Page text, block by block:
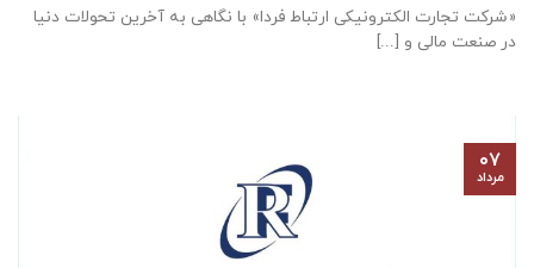
«شرکت تجارت الکترونیکی ارتباط فردا» با نگاهی به آخرین تحولات دنیا
در صنعت مالی و [...]
۰۷
مرداد